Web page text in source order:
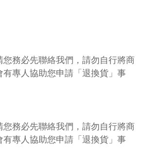
務必先聯絡我們 ，請勿自行將商
有專人協助您申請「退換貨」事
務必先聯絡我們 ，請勿自行將商
有專人協助您申請「退換貨」事